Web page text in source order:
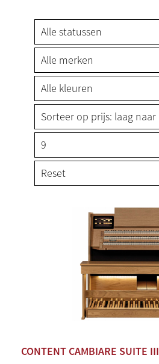
CONTENT CAMBIARE SUITE III
Reset